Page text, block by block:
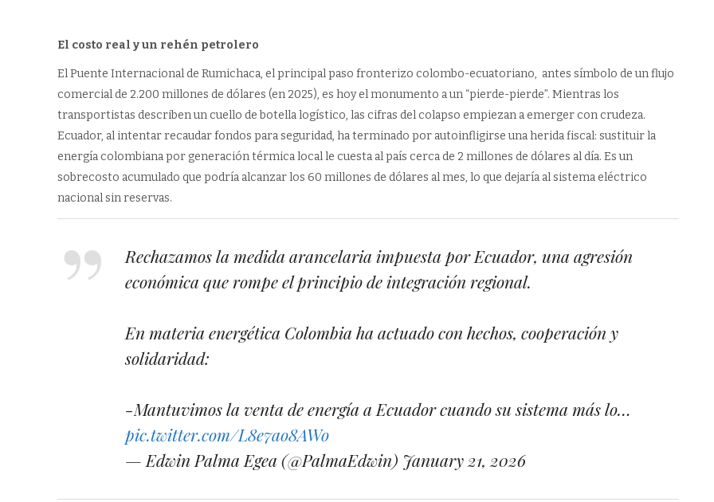
El costo real y un rehén petrolero
El Puente Internacional de Rumichaca, el principal paso fronterizo colombo-ecuatoriano, antes símbolo de un flujo
comercial de 2.200 millones de dólares (en 2025), es hoy el monumento a un “pierde-pierde”. Mientras los
transportistas describen un cuello de botella logístico, las cifras del colapso empiezan a emerger con crudeza.
Ecuador, al intentar recaudar fondos para seguridad, ha terminado por autoinfligirse una herida fiscal: sustituir la
energía colombiana por generación térmica local le cuesta al país cerca de 2 millones de dólares al día. Es un
sobrecosto acumulado que podría alcanzar los 60 millones de dólares al mes, lo que dejaría al sistema eléctrico
nacional sin reservas.
Rechazamos la medida arancelaria impuesta por Ecuador, una agresión
económica que rompe el principio de integración regional.
En materia energética Colombia ha actuado con hechos, cooperación y
solidaridad:
-Mantuvimos la venta de energía a Ecuador cuando su sistema más lo…
pic.twitter.com/L8e7ao8AWo
— Edwin Palma Egea (@PalmaEdwin) January 21, 2026